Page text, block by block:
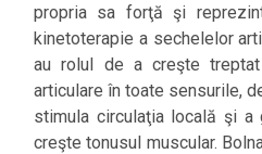
propria sa forţă şi
kinetoterapie a sechelelor
au rolul de a creşte treptat
articulare în toate sensurile,
stimula circulaţia locală şi
creşte tonusul muscular.